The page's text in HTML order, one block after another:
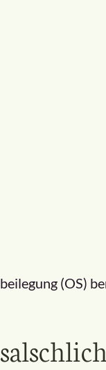
(OS)